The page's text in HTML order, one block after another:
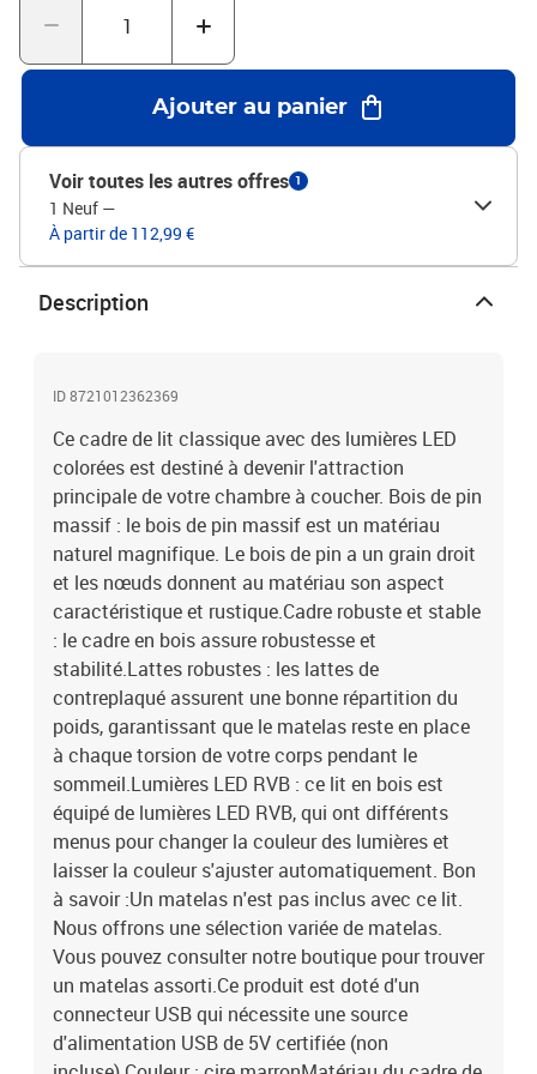
sélection variée de matelas. Vous pouvez consulter notre boutique
connecteur USB qui nécessite une source d'alimentation USB de
5V certifiée (non incluse).Couleur : cire marronMatériau du cadre
de lit : bois de pin massifMatériau des lattes :
contreplaquéDimensions du cadre de lit : 194 x 93,5 x 21 cm (L x l x
H)Dimensions du matelas correspondant : 90 x 190 cm (l x L)
(matelas non inclus)Dispose d'un connecteur USBAssemblage
requis : ouiLa livraison contient :1 x cadre de lit1 x Bande LED1 x
contrôleur LED-USB
Ajouter au panier
Voir toutes les autres offres 1
1 Neuf —
À partir de 112,99 €
Description
ID 8721012362369
Ce cadre de lit classique avec des lumières LED
colorées est destiné à devenir l'attraction
principale de votre chambre à coucher. Bois de pin
massif : le bois de pin massif est un matériau
naturel magnifique. Le bois de pin a un grain droit
et les nœuds donnent au matériau son aspect
caractéristique et rustique.Cadre robuste et stable
: le cadre en bois assure robustesse et
stabilité.Lattes robustes : les lattes de
contreplaqué assurent une bonne répartition du
poids, garantissant que le matelas reste en place
à chaque torsion de votre corps pendant le
sommeil.Lumières LED RVB : ce lit en bois est
équipé de lumières LED RVB, qui ont différents
menus pour changer la couleur des lumières et
laisser la couleur s'ajuster automatiquement. Bon
à savoir :Un matelas n'est pas inclus avec ce lit.
Nous offrons une sélection variée de matelas.
Vous pouvez consulter notre boutique pour trouver
un matelas assorti.Ce produit est doté d'un
connecteur USB qui nécessite une source
d'alimentation USB de 5V certifiée (non